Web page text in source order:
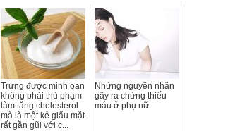
Trứng được minh oan
không phải thủ phạm
làm tăng cholesterol
mà là một kẻ giấu mặt
rất gần gũi với c...
Những nguyên nhân
gây ra chứng thiếu
máu ở phụ nữ